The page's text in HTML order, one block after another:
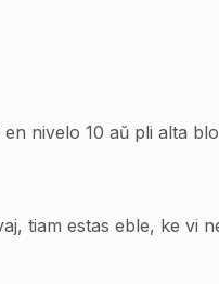
nivelo 10 aŭ pli alta
tiam estas eble, ke vi